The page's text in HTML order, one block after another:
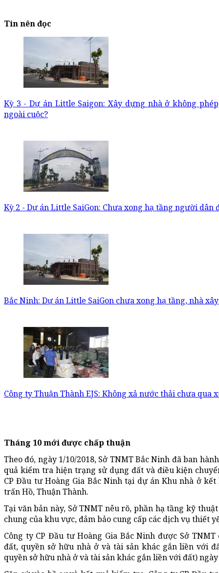
Tin nên đọc
Kỳ 3 - Dự án Little Saigon: Xây dựng nhà ở không
ngoài cuộc?
Kỳ 2 - Dự án Little SaiGon: Chưa xong hạ tầng người dân
Bắc Ninh: Dự án Little SaiGon chưa xong hạ tầng, nhà
Công ty Thuận Thành EJS: Không xả nước thải chưa
Tháng 10 mới được chấp thuận
Theo đó, ngày 1/10/2018, Sở TNMT Bắc Ninh đã ban
quả kiểm tra hiện trạng sử dụng đất và điều kiện
CP Đầu tư Hoàng Gia Bắc Ninh tại dự án Khu nhà ở
trấn Hồ, Thuận Thành.
Tại văn bản này, Sở TNMT nêu rõ, phần hạ tầng kỹ
chung của khu vực, đảm bảo cung cấp các dịch vụ thiết
Công ty CP Đầu tư Hoàng Gia Bắc Ninh được Sở
đất, quyền sở hữu nhà ở và tài sản khác gắn liền với
quyền sở hữu nhà ở và tài sản khác gắn liền với đất) ngày